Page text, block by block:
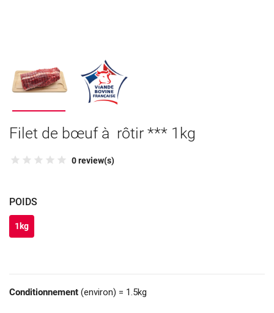
Filet de bœuf à rôtir *** 1kg
0 review(s)
POIDS
1kg
Conditionnement (environ) = 1.5kg